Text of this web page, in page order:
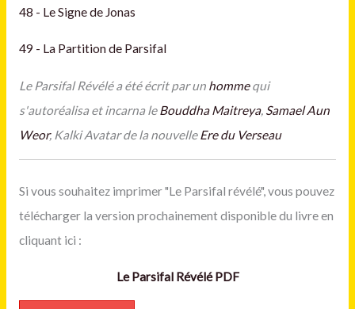
48 - Le Signe de Jonas
49 - La Partition de Parsifal
Le Parsifal Révélé a été écrit par un hommequi
s'autoréalisa et incarna leBouddha Maitreya, Samael Aun
Weor, Kalki Avatar de la nouvelleEre du Verseau
Si vous souhaitez imprimer "Le Parsifal révélé", vous pouvez
télécharger la version prochainement disponible du livre en
cliquant ici :
Le Parsifal Révélé PDF